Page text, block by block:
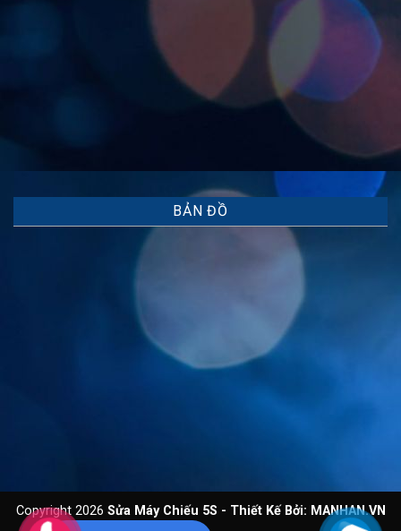
BẢN ĐỒ
Copyright 2026 Sửa Máy Chiếu 5S - Thiết Kế Bởi: MANHAN.VN